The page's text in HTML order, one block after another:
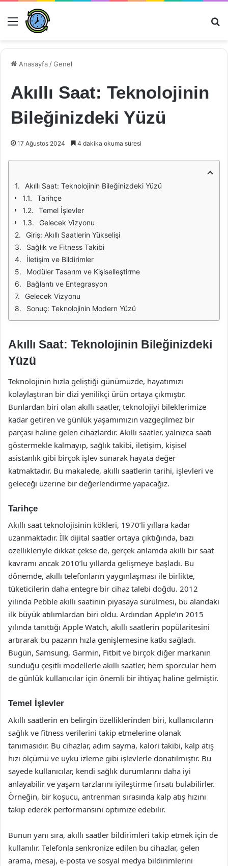
Menü
Anasayfa /Genel
Akıllı Saat: Teknolojinin
Bileğinizdeki Yüzü
17 Ağustos 2024 4 dakika okuma süresi
Akıllı Saat: Teknolojinin Bileğinizdeki Yüzü
Tarihçe
Temel İşlevler
Gelecek Vizyonu
Giriş: Akıllı Saatlerin Yükselişi
Sağlık ve Fitness Takibi
İletişim ve Bildirimler
Modüler Tasarım ve Kişiselleştirme
Bağlantı ve Entegrasyon
Gelecek Vizyonu
Sonuç: Teknolojinin Modern Yüzü
Akıllı Saat: Teknolojinin Bileğinizdeki
Yüzü
Teknolojinin hızla geliştiği günümüzde, hayatımızı
kolaylaştıran bir dizi yenilikçi ürün ortaya çıkmıştır.
Bunlardan biri olan akıllı saatler, teknolojiyi bileklerimize
kadar getiren ve günlük yaşamımızın vazgeçilmez bir
parçası haline gelen cihazlardır. Akıllı saatler, yalnızca saati
göstermekle kalmayıp, sağlık takibi, iletişim, kişisel
asistanlık gibi birçok işlev sunarak hayata değer
katmaktadır. Bu makalede, akıllı saatlerin tarihi, işlevleri ve
geleceği üzerine bir değerlendirme yapacağız.
Tarihçe
Akıllı saat teknolojisinin kökleri, 1970’li yıllara kadar
uzanmaktadır. İlk dijital saatler ortaya çıktığında, bazı
özellikleriyle dikkat çekse de, gerçek anlamda akıllı bir saat
kavramı ancak 2010’lu yıllarda gelişmeye başladı. Bu
dönemde, akıllı telefonların yaygınlaşması ile birlikte,
tüketicilerin daha entegre bir cihaz talebi doğdu. 2012
yılında Pebble akıllı saatinin piyasaya sürülmesi, bu alandaki
ilk büyük atılımlardan biri oldu. Ardından Apple’ın 2015
yılında tanıttığı Apple Watch, akıllı saatlerin popülaritesini
artırarak bu pazarın hızla genişlemesine katkı sağladı.
Bugün, Samsung, Garmin, Fitbit ve birçok diğer markanın
sunduğu çeşitli modellerle akıllı saatler, hem sporcular hem
de günlük kullanıcılar için önemli bir ihtiyaç haline gelmiştir.
Temel İşlevler
Akıllı saatlerin en belirgin özelliklerinden biri, kullanıcıların
sağlık ve fitness verilerini takip etmelerine olanak
tanımasıdır. Bu cihazlar, adım sayma, kalori takibi, kalp atış
hızı ölçümü ve uyku izleme gibi işlevlerle donatılmıştır. Bu
sayede kullanıcılar, kendi sağlık durumlarını daha iyi
anlayabilir ve yaşam tarzlarını iyileştirme fırsatı bulabilirler.
Örneğin, bir koşucu, antrenman sırasında kalp atış hızını
takip ederek performansını optimize edebilir.
Bunun yanı sıra, akıllı saatler bildirimleri takip etmek için de
kullanılır. Telefonla senkronize edilen bu cihazlar, gelen
arama, mesaj, e-posta ve sosyal medya bildirimlerini